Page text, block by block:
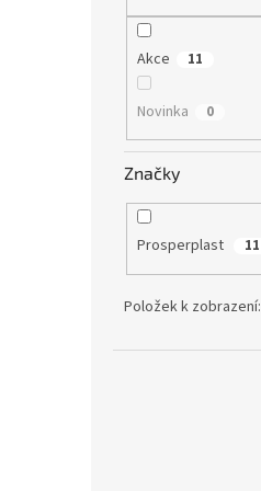
Akce 11
Novinka 0
Značky
Prosperplast 11
Položek k zobrazení: